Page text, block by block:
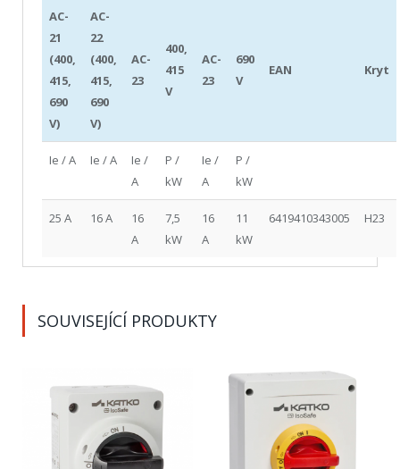
AC-
21
(400,
415,
690
V)
AC-
22
(400,
415,
690
V)
AC-
23
400,
415
V
AC-
23
690
V
EAN Kryt
Ie / A Ie / A
Ie /
A
P /
kW
Ie /
A
P /
kW
25 A 16 A
16
A
7,5
kW
16
A
11
kW
6419410343005 H23
SOUVISEJÍCÍ PRODUKTY